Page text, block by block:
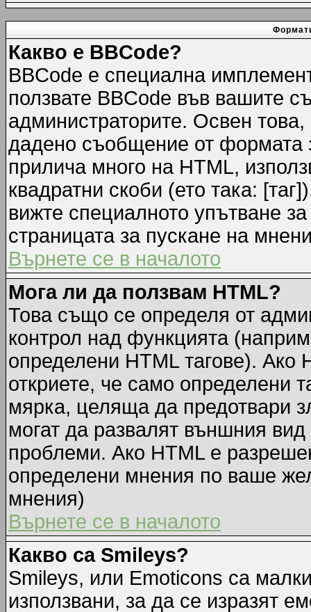
Какво е BBCode?
BBCode е специална
ползвате BBCode във вашите
администраторите. Освен
дадено съобщение от формата
прилича много на HTML,
квадратни скоби (ето така:
вижте специалното упътване
страницата за пускане на
Върнете се в началото
Мога ли да ползвам HTML?
Това също се определя от
контрол над функцията
определени HTML тагове).
откриете, че само определени
мярка, целяща да предотвари
могат да развалят външния
проблеми. Ако HTML е
определени мнения по ваше
мнения)
Върнете се в началото
Какво са Smileys?
Smileys, или Emoticons са
използвани, за да се изразят